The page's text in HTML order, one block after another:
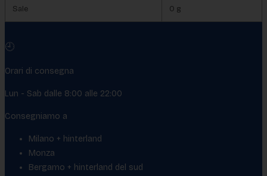
Sale 0 g
🕘
Orari di consegna
Lun - Sab dalle 8:00 alle 22:00
Consegniamo a
Milano + hinterland
Monza
Bergamo + hinterland del sud